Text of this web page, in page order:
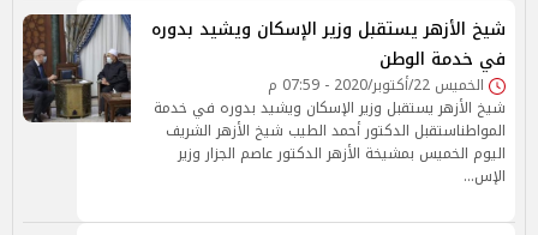
شيخ الأزهر يستقبل وزير الإسكان ويشيد بدوره
في خدمة الوطن
الخميس 22/أكتوبر/2020 - 07:59 م
شيخ الأزهر يستقبل وزير الإسكان ويشيد بدوره في خدمة
المواطناستقبل الدكتور أحمد الطيب شيخ الأزهر الشريف
اليوم الخميس بمشيخة الأزهر الدكتور عاصم الجزار وزير
الإس…